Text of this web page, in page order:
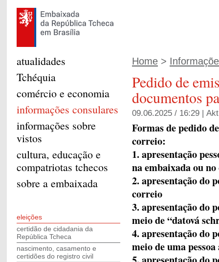
Home >
Pedido de
documentos
09.06.2025 / 16:29 |
Formas de pedido
correio:
1. apresentação
na embaixada ou
2. apresentação do
correio
3. apresentação do
meio de “datová
4. apresentação do
meio de uma
atualidades
Tchéquia
comércio e economia
informações consulares
informações sobre
vistos
cultura, educação e
compatriotas tchecos
sobre a embaixada
eleições
certidão de cidadania da
República Tcheca
nascimento, casamento e
certidões do registro civil